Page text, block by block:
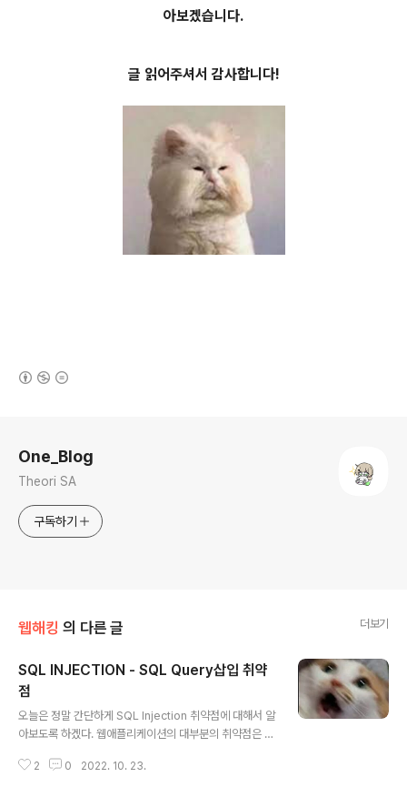
아보겠습니다.
글 읽어주셔서 감사합니다!
One_Blog
Theori SA
구독하기
웹해킹 의 다른 글 더보기
SQL INJECTION - SQL Query삽입 취약
점
오늘은 정말 간단하게 SQL Injection 취약점에 대해서 알
아보도록 하겠다. 웹애플리케이션의 대부분의 취약점은 사
대부분은 입력란에 입력을 하는 사용자가 신뢰할 수 없는
2 0 2022. 10. 23.